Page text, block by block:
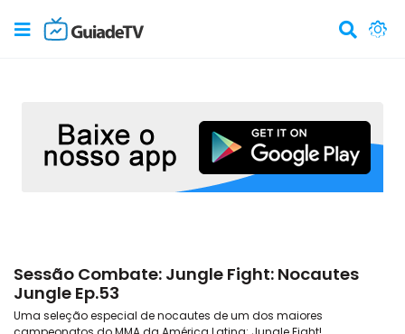
Sessão Combate: Jungle Fight: Nocautes
Jungle Ep.53
Uma seleção especial de nocautes de um dos maiores